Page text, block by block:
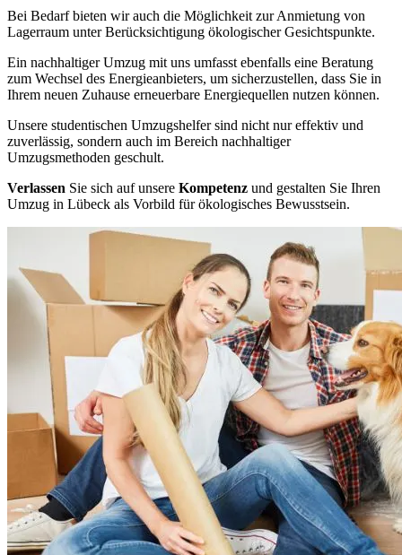
Bei Bedarf bieten wir auch die Möglichkeit zur Anmietung von
Lagerraum unter Berücksichtigung ökologischer Gesichtspunkte.
Ein nachhaltiger Umzug mit uns umfasst ebenfalls eine Beratung
zum Wechsel des Energieanbieters, um sicherzustellen, dass Sie in
Ihrem neuen Zuhause erneuerbare Energiequellen nutzen können.
Unsere studentischen Umzugshelfer sind nicht nur effektiv und
zuverlässig, sondern auch im Bereich nachhaltiger
Umzugsmethoden geschult.
Verlassen Sie sich auf unsere Kompetenz und gestalten Sie Ihren
Umzug in Lübeck als Vorbild für ökologisches Bewusstsein.